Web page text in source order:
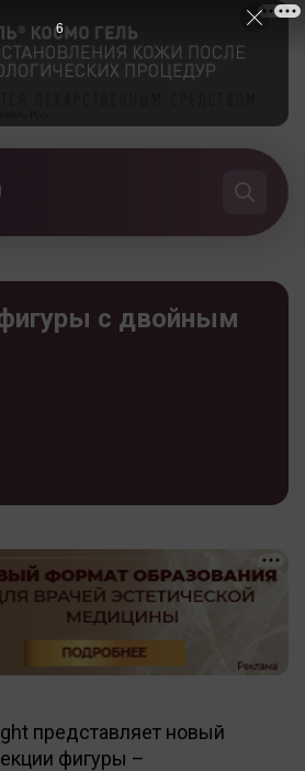
с двойным
представляет новый
фигуры –
5